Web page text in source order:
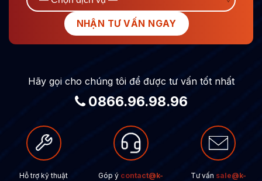
Hãy gọi cho chúng tôi để được tư vấn tốt nhất
0866.96.98.96
Hỗ trợ kỹ thuật
Góp ý contact@k-
Tư vấn sale@k-